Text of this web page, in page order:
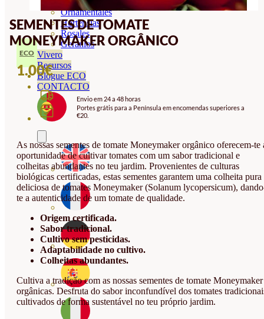
Ornamentales
Hortensias
Rosales
Geranios
Vivero
Recursos
Blogue ECO
CONTACTO
SEMENTES DE TOMATE
MONEYMAKER ORGÂNICO
ECO
1.00€
Envio em 24 a 48 horas
Portes grátis para a Península em encomendas superiores a
€20.
As nossas sementes de tomate Moneymaker orgânico oferecem-te
oportunidade de cultivar tomates com um sabor tradicional e
colheitas abundantes no teu jardim. Provenientes de culturas
biológicas certificadas, estas sementes garantem uma colheita pura
deliciosa de tomates Moneymaker (Solanum lycopersicum),
te a autenticidade de um tomate de qualidade.
Origem certificada.
Sabor tradicional.
Cultivo sem pesticidas.
Adaptabilidade no cultivo.
Colheitas abundantes.
Cultiva a tradição com as nossas sementes de tomate Moneymaker
orgânicas. Desfruta do sabor inconfundível dos tomates
cultivados de forma sustentável no teu próprio jardim.